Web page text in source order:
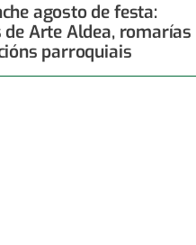
agosto de festa:
de Arte Aldea, romarías
parroquiais